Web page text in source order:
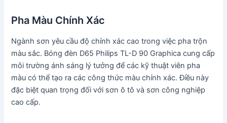
Pha Màu Chính Xác
Ngành sơn yêu cầu độ chính xác cao trong việc pha trộn
màu sắc. Bóng đèn D65 Philips TL-D 90 Graphica cung cấp
môi trường ánh sáng lý tưởng để các kỹ thuật viên pha
màu có thể tạo ra các công thức màu chính xác. Điều này
đặc biệt quan trọng đối với sơn ô tô và sơn công nghiệp
cao cấp.